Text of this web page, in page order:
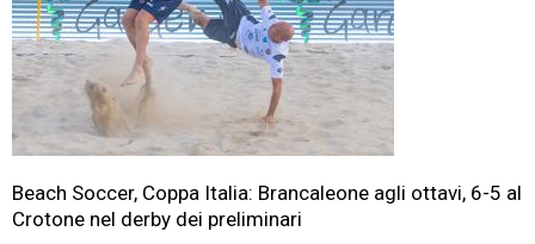
Beach Soccer, Coppa Italia: Brancaleone agli ottavi, 6-5 al
Crotone nel derby dei preliminari